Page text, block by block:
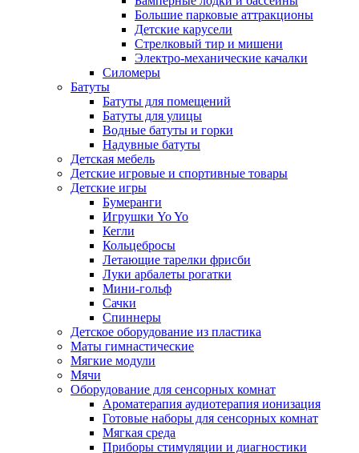
Большие парковые аттракционы
Детские карусели
Стрелковый тир и мишени
Электро-механические качалки
Силомеры
Батуты
Батуты для помещений
Батуты для улицы
Водные батуты и горки
Надувные батуты
Детская мебель
Детские игровые и спортивные товары
Детские игры
Бумеранги
Игрушки Yo Yo
Кегли
Кольцебросы
Летающие тарелки фрисби
Луки арбалеты рогатки
Мини-гольф
Сачки
Спиннеры
Детское оборудование из пластика
Маты гимнастические
Мягкие модули
Мячи
Оборудование для сенсорных комнат
Ароматерапия аудиотерапия ионизация
Готовые наборы для сенсорных комнат
Мягкая среда
Приборы стимуляции и диагностики